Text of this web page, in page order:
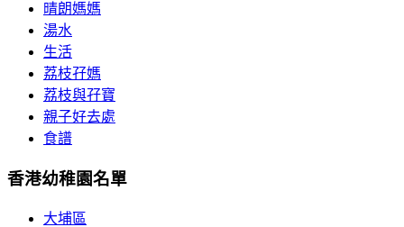
晴朗媽媽
湯水
生活
荔枝孖媽
荔枝與孖寶
親子好去處
食譜
香港幼稚園名單
大埔區